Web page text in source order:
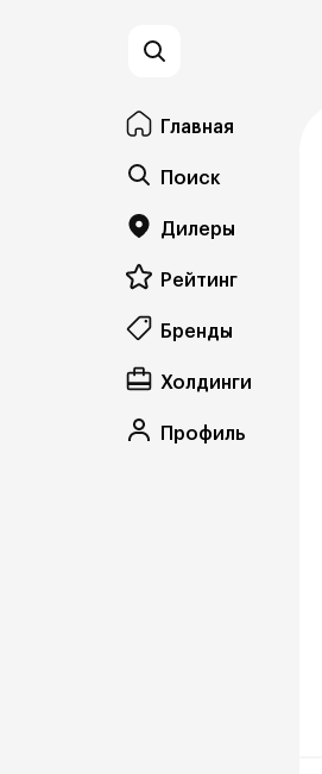
Главная
Поиск
Дилеры
Рейтинг
Бренды
Холдинги
Профиль